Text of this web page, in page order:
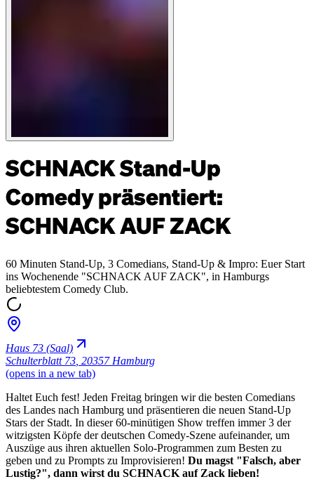
SCHNACK Stand-Up
Comedy präsentiert:
SCHNACK AUF ZACK
60 Minuten Stand-Up, 3 Comedians, Stand-Up & Impro: Euer Start
ins Wochenende "SCHNACK AUF ZACK", in Hamburgs
beliebtestem Comedy Club.
Haus 73 (Saal)
Schulterblatt 73 20357 Hamburg
(opens in a new tab)
Haltet Euch fest! Jeden Freitag bringen wir die besten Comedians
des Landes nach Hamburg und präsentieren die neuen Stand-Up
Stars der Stadt. In dieser 60-minütigen Show treffen immer 3 der
witzigsten Köpfe der deutschen Comedy-Szene aufeinander, um
Auszüge aus ihren aktuellen Solo-Programmen zum Besten zu
geben und zu Prompts zu Improvisieren! Du magst "Falsch, aber
Lustig?", dann wirst du SCHNACK auf Zack lieben!